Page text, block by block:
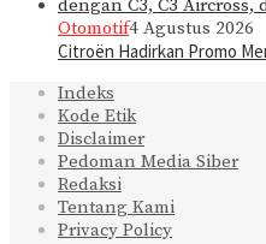
Otomotif4 Agustus 2026
Citroën Hadirkan Promo
Indeks
Kode Etik
Disclaimer
Pedoman Media Siber
Redaksi
Tentang Kami
Privacy Policy